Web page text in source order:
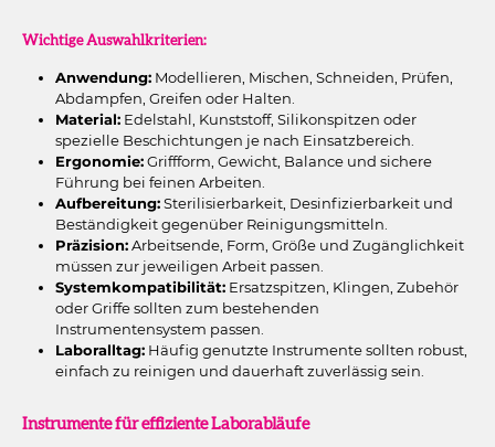
Wichtige Auswahlkriterien:
Anwendung: Modellieren, Mischen, Schneiden, Prüfen,
Abdampfen, Greifen oder Halten.
Material: Edelstahl, Kunststoff, Silikonspitzen oder
spezielle Beschichtungen je nach Einsatzbereich.
Ergonomie:Griffform, Gewicht, Balance und sichere
Führung bei feinen Arbeiten.
Aufbereitung:Sterilisierbarkeit, Desinfizierbarkeit und
Beständigkeit gegenüber Reinigungsmitteln.
Präzision:Arbeitsende, Form, Größe und Zugänglichkeit
müssen zur jeweiligen Arbeit passen.
Systemkompatibilität: Ersatzspitzen, Klingen, Zubehör
oder Griffe sollten zum bestehenden
Instrumentensystem passen.
Laboralltag: Häufig genutzte Instrumente sollten robust,
einfach zu reinigen und dauerhaft zuverlässig sein.
Instrumente für effiziente Laborabläufe